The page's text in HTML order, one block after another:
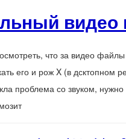
видео
что за видео
его и рож X (в дсктопном
проблема со звуком, нужно